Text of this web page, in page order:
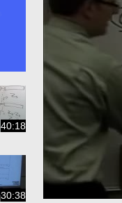
40:18
30:38